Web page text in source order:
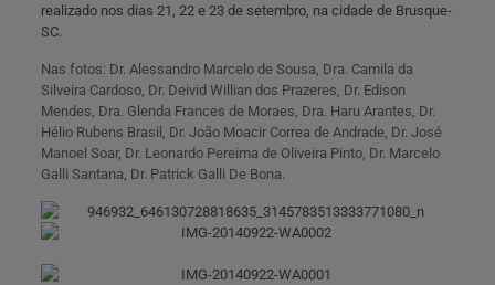
realizado nos dias 21, 22 e 23 de setembro, na cidade de Brusque-
SC.
Nas fotos: Dr. Alessandro Marcelo de Sousa, Dra. Camila da
Silveira Cardoso, Dr. Deivid Willian dos Prazeres, Dr. Edison
Mendes, Dra. Glenda Frances de Moraes, Dra. Haru Arantes, Dr.
Hélio Rubens Brasil, Dr. João Moacir Correa de Andrade, Dr. José
Manoel Soar, Dr. Leonardo Pereima de Oliveira Pinto, Dr. Marcelo
Galli Santana, Dr. Patrick Galli De Bona.